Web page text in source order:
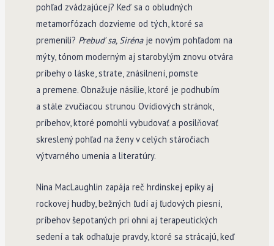
pohľad zvádzajúcej? Keď sa o obludných
metamorfózach dozvieme od tých, ktoré sa
premenili? Prebuď sa, Sirénaje novým pohľadom na
mýty, tónom moderným aj starobylým znovu otvára
príbehy o láske, strate, znásilnení, pomste
a premene. Obnažuje násilie, ktoré je podhubím
a stále zvučiacou strunou Ovídiových stránok,
príbehov, ktoré pomohli vybudovať a posilňovať
skreslený pohľad na ženy v celých stáročiach
výtvarného umenia a literatúry.
Nina MacLaughlin zapája reč hrdinskej epiky aj
rockovej hudby, bežných ľudí aj ľudových piesní,
príbehov šepotaných pri ohni aj terapeutických
sedení a tak odhaľuje pravdy, ktoré sa strácajú, keď